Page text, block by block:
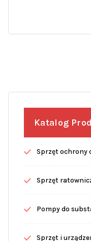
Katalog
Sprzęt ochrony
Sprzęt
Pompy do
Sprzęt i